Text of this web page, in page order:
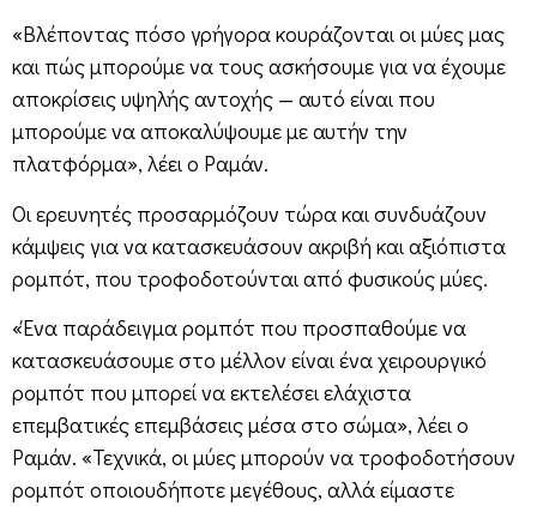
«Βλέποντας πόσο γρήγορα κουράζονται οι μύες μας
και πώς μπορούμε να τους ασκήσουμε για να έχουμε
αποκρίσεις υψηλής αντοχής — αυτό είναι που
μπορούμε να αποκαλύψουμε με αυτήν την
πλατφόρμα», λέει ο Ραμάν.
Οι ερευνητές προσαρμόζουν τώρα και συνδυάζουν
κάμψεις για να κατασκευάσουν ακριβή και αξιόπιστα
ρομπότ, που τροφοδοτούνται από φυσικούς μύες.
«Ένα παράδειγμα ρομπότ που προσπαθούμε να
κατασκευάσουμε στο μέλλον είναι ένα χειρουργικό
ρομπότ που μπορεί να εκτελέσει ελάχιστα
επεμβατικές επεμβάσεις μέσα στο σώμα», λέει ο
Ραμάν. «Τεχνικά, οι μύες μπορούν να τροφοδοτήσουν
ρομπότ οποιουδήποτε μεγέθους, αλλά είμαστε